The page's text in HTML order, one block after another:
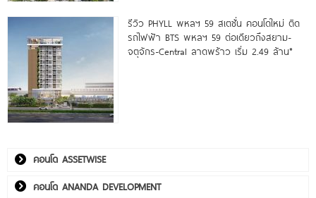
รีวิว PHYLL พหลฯ 59 สเตชั่น คอนโดใหม่ ติด
รถไฟฟ้า BTS พหลฯ 59 ต่อเดียวถึงสยาม-
จตุจักร-Central ลาดพร้าว เริ่ม 2.49 ล้าน*
คอนโด ASSETWISE
คอนโด ANANDA DEVELOPMENT